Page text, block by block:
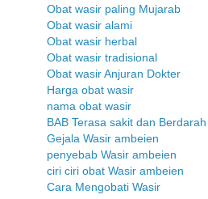
Obat wasir paling Mujarab
Obat wasir alami
Obat wasir herbal
Obat wasir tradisional
Obat wasir Anjuran Dokter
Harga obat wasir
nama obat wasir
BAB Terasa sakit dan Berdarah
Gejala Wasir ambeien
penyebab Wasir ambeien
ciri ciri obat Wasir ambeien
Cara Mengobati Wasir